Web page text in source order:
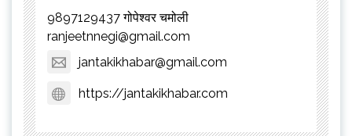
9897129437 गोपेश्वर चमोली
ranjeetnnegi@gmail.com
jantakikhabar@gmail.com
https://jantakikhabar.com